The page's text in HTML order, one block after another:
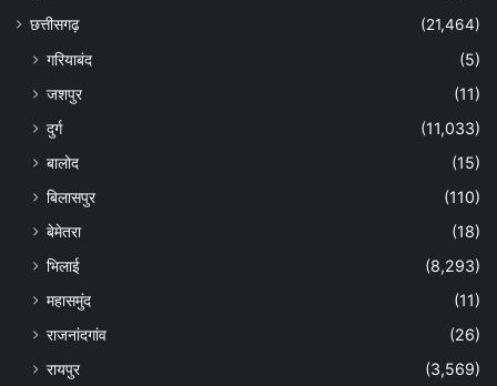
छत्तीसगढ़
(21,464)
गरियाबंद
(5)
जशपुर
(11)
दुर्ग
(11,033)
बालोद
(15)
बिलासपुर
(110)
बेमेतरा
(18)
भिलाई
(8,293)
महासमुंद
(11)
राजनांदगांव
(26)
रायपुर
(3,569)